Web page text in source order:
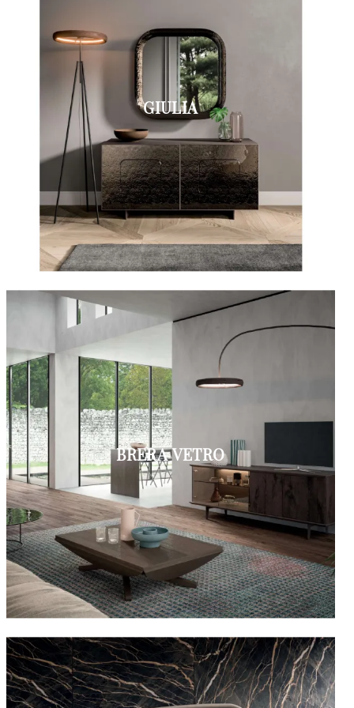
GIULIA
BRERA VETRO